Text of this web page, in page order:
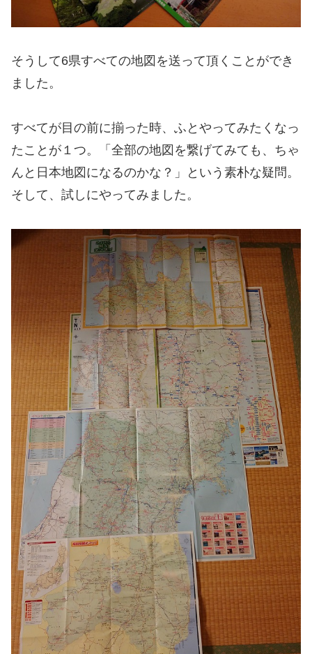
そうして6県すべての地図を送って頂くことができ
ました。
すべてが目の前に揃った時、ふとやってみたくなっ
たことが１つ。「全部の地図を繋げてみても、ちゃ
んと日本地図になるのかな？」という素朴な疑問。
そして、試しにやってみました。